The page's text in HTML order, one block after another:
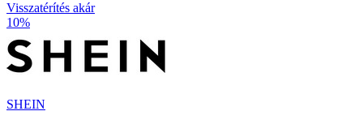
Visszatérítés akár
10%
SHEIN